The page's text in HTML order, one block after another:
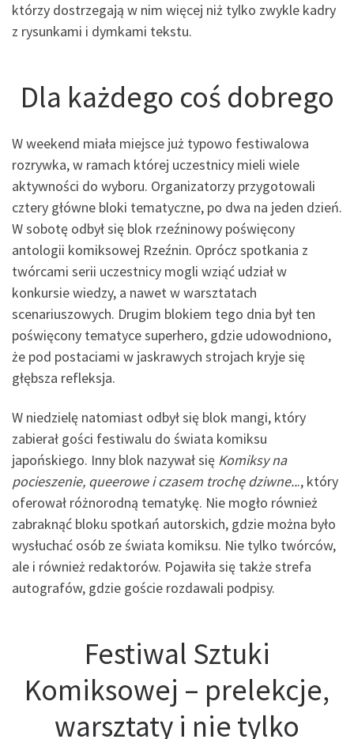
którzy dostrzegają w nim więcej niż tylko zwykle kadry
z rysunkami i dymkami tekstu.
Dla każdego coś dobrego
W weekend miała miejsce już typowo festiwalowa
rozrywka, w ramach której uczestnicy mieli wiele
aktywności do wyboru. Organizatorzy przygotowali
cztery główne bloki tematyczne, po dwa na jeden dzień.
W sobotę odbył się blok rzeźninowy poświęcony
antologii komiksowej Rzeźnin. Oprócz spotkania z
twórcami serii uczestnicy mogli wziąć udział w
konkursie wiedzy, a nawet w warsztatach
scenariuszowych. Drugim blokiem tego dnia był ten
poświęcony tematyce superhero, gdzie udowodniono,
że pod postaciami w jaskrawych strojach kryje się
głębsza refleksja.
W niedzielę natomiast odbył się blok mangi, który
zabierał gości festiwalu do świata komiksu
japońskiego. Inny blok nazywał się Komiksy na
pocieszenie, queerowe i czasem trochę dziwne..., który
oferował różnorodną tematykę. Nie mogło również
zabraknąć bloku spotkań autorskich, gdzie można było
wysłuchać osób ze świata komiksu. Nie tylko twórców,
ale i również redaktorów. Pojawiła się także strefa
autografów, gdzie goście rozdawali podpisy.
Festiwal Sztuki
Komiksowej – prelekcje,
warsztaty i nie tylko